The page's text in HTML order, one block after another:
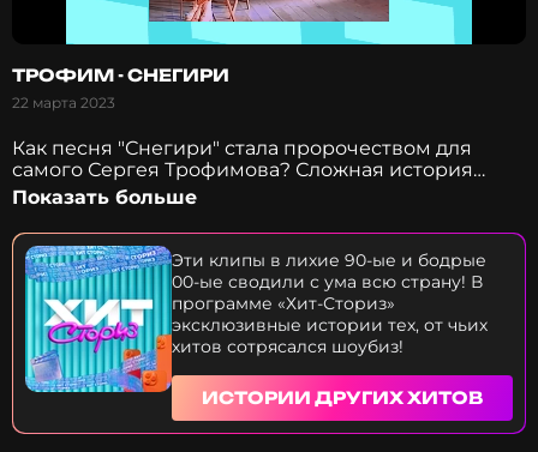
ТРОФИМ - СНЕГИРИ
22 марта 2023
Как песня "Снегири" стала пророчеством для
самого Сергея Трофимова? Сложная история
любви - почему этот хит так нравится мужчинам?
Что связывает Трофима и вдову Александра
Абдулова? Как оценят профессионалы игру
актеров клипа "Снегири"? Зачем Моя Мишель
хотела скопировать сюжет клипа Сергея
Трофимова? Почему "Снегири" звучат на каждом
концерте "Каспийского груза"? Все тайны и
интересные факты, о которых вы не знали про
известный хит "Снегири" Трофима в новом
выпуске "Хит Сториз"!хит-
Показать больше
Эти клипы в лихие 90-ые и бодрые
00-ые сводили с ума всю страну! В
программе «Хит-Сториз»
эксклюзивные истории тех, от чьих
хитов сотрясался шоубиз!
ИСТОРИИ ДРУГИХ ХИТОВ